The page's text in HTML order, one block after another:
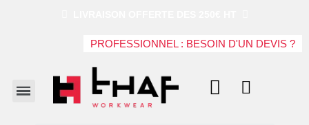
PROFESSIONNEL : BESOIN D'UN DEVIS ?